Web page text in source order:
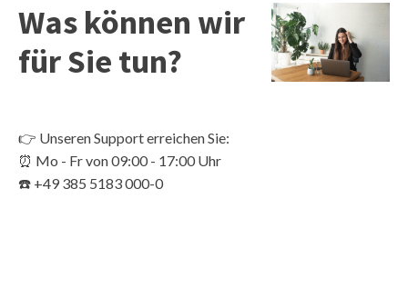
Was können wir
für Sie tun?
👉 Unseren Support erreichen Sie:
⏰ Mo - Fr von 09:00 - 17:00 Uhr
☎️ +49 385 5183 000-0